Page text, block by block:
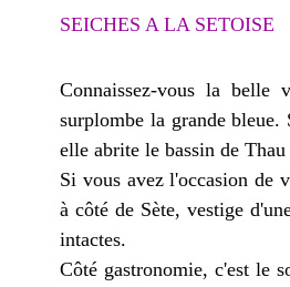
SEICHES A LA SETOISE
Connaissez-vous la belle
surplombe la grande
elle abrite le bassin de
Si vous avez l'occasion de
à côté de Sète, vestige
intactes.
Côté gastronomie, c'est le